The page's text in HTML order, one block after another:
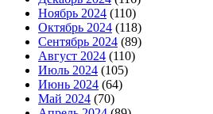
Ноябрь 2024 (110)
Октябрь 2024 (118)
Сентябрь 2024 (89)
Август 2024 (110)
Июль 2024 (105)
Июнь 2024 (64)
Май 2024 (70)